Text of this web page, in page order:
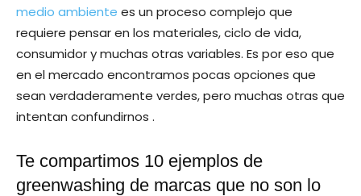
medio ambiente es un proceso complejo que
requiere pensar en los materiales, ciclo de vida,
consumidor y muchas otras variables. Es por eso que
en el mercado encontramos pocas opciones que
sean verdaderamente verdes, pero muchas otras que
intentan confundirnos .
Te compartimos 10 ejemplos de
greenwashing de marcas que no son lo